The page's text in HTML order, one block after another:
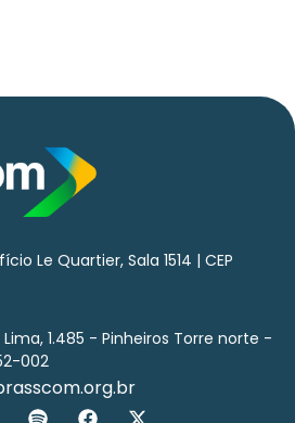
Le Quartier, Sala 1514 | CEP
Lima, 1.485 - Pinheiros Torre norte -
002